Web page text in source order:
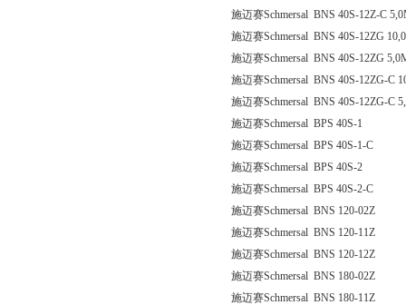
施迈赛Schmersal BNS 40S-12Z-C
施迈赛Schmersal BNS 40S-12ZG
施迈赛Schmersal BNS 40S-12ZG
施迈赛Schmersal BNS 40S-12ZG-C
施迈赛Schmersal BNS 40S-12ZG-C
施迈赛Schmersal BPS 40S-1
施迈赛Schmersal BPS 40S-1-C
施迈赛Schmersal BPS 40S-2
施迈赛Schmersal BPS 40S-2-C
施迈赛Schmersal BNS 120-02Z
施迈赛Schmersal BNS 120-11Z
施迈赛Schmersal BNS 120-12Z
施迈赛Schmersal BNS 180-02Z
施迈赛Schmersal BNS 180-11Z